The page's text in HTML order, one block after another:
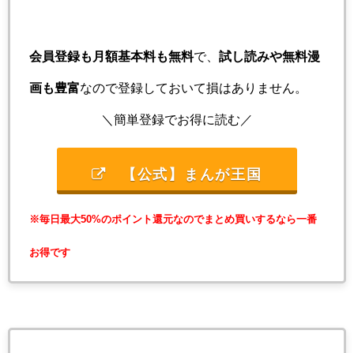
会員登録も月額基本料も無料で、 試し読みや無料漫
画も豊富なので登録しておいて損はありません。
＼簡単登録でお得に読む／
【公式】まんが王国
※毎日最大50%のポイント還元なのでまとめ買いするなら一番
お得です